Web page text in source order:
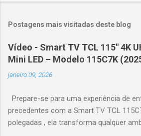
Postagens mais visitadas deste blog
Vídeo - Smart TV TCL 115" 4K
Mini LED – Modelo 115C7K
janeiro 09, 2026
Prepare-se para uma experiência de
precedentes com a Smart TV TCL
polegadas , ela transforma qualquer